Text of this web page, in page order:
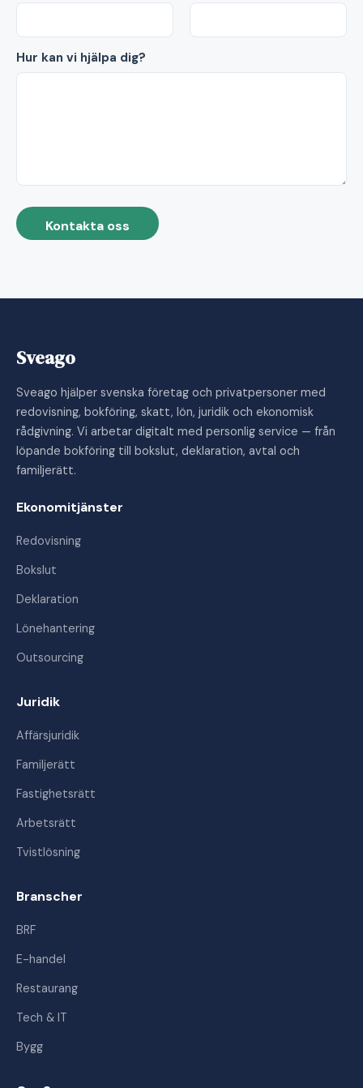
Hur kan vi hjälpa dig?
Kontakta oss
Sveago
Sveago hjälper svenska företag och privatpersoner med
redovisning, bokföring, skatt, lön, juridik och ekonomisk
rådgivning. Vi arbetar digitalt med personlig service — från
löpande bokföring till bokslut, deklaration, avtal och
familjerätt.
Ekonomitjänster
Redovisning
Bokslut
Deklaration
Lönehantering
Outsourcing
Juridik
Affärsjuridik
Familjerätt
Fastighetsrätt
Arbetsrätt
Tvistlösning
Branscher
BRF
E-handel
Restaurang
Tech & IT
Bygg